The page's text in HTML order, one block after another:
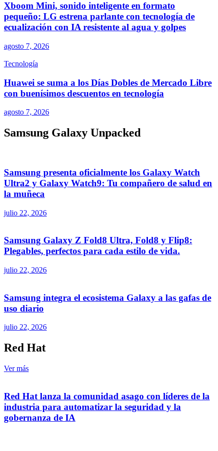
Xboom Mini, sonido inteligente en formato
pequeño: LG estrena parlante con tecnología de
ecualización con IA resistente al agua y golpes
agosto 7, 2026
Tecnología
Huawei se suma a los Días Dobles de Mercado Libre
con buenísimos descuentos en tecnología
agosto 7, 2026
Samsung Galaxy Unpacked
Samsung presenta oficialmente los Galaxy Watch
Ultra2 y Galaxy Watch9: Tu compañero de salud en
la muñeca
julio 22, 2026
Samsung Galaxy Z Fold8 Ultra, Fold8 y Flip8:
Plegables, perfectos para cada estilo de vida.
julio 22, 2026
Samsung integra el ecosistema Galaxy a las gafas de
uso diario
julio 22, 2026
Red Hat
Ver más
Red Hat lanza la comunidad asago con líderes de la
industria para automatizar la seguridad y la
gobernanza de IA